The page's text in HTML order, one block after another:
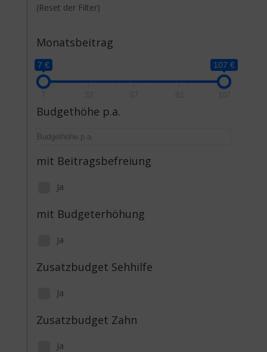
(Reset der Filter)
Monatsbeitrag
7 € 107 €
Budgethöhe p.a.
mit Beitragsbefreiung
Ja
mit Budgeterhöhung
Ja
Zusatzbudget Sehhilfe
Ja
Zusatzbudget Zahn
Ja